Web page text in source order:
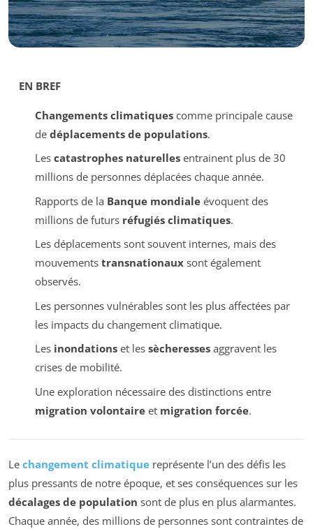
EN BREF
Changements climatiquescomme principale cause
de déplacements de populations.
Les catastrophes naturellesentrainent plus de 30
millions de personnes déplacées chaque année.
Rapports de la Banque mondialeévoquent des
millions de futurs réfugiés climatiques.
Les déplacements sont souvent internes, mais des
mouvements transnationauxsont également
observés.
Les personnes vulnérables sont les plus affectées par
les impacts du changement climatique.
Les inondationset les sècheressesaggravent les
crises de mobilité.
Une exploration nécessaire des distinctions entre
migration volontaireet migration forcée.
Le changement climatique représente l’un des défis les
plus pressants de notre époque, et ses conséquences sur les
décalages de population sont de plus en plus alarmantes.
Chaque année, des millions de personnes sont contraintes de